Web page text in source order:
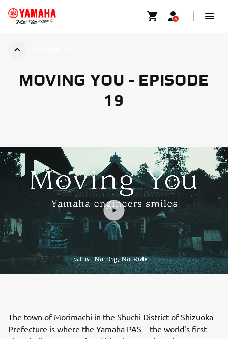
MOVING YOU - EPISODE
19
The town of Morimachi in the Shuchi District of Shizuoka
Prefecture is where the Yamaha PAS—the world’s first